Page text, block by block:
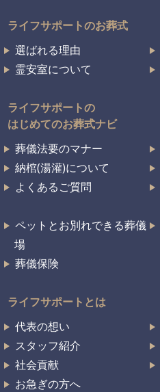
ライフサポートのお葬式
選ばれる理由
霊安室について
ライフサポートの
はじめてのお葬式ナビ
葬儀法要のマナー
納棺(湯灌)について
よくあるご質問
ペットとお別れできる葬儀
場
葬儀保険
ライフサポートとは
代表の想い
スタッフ紹介
社会貢献
お急ぎの方へ